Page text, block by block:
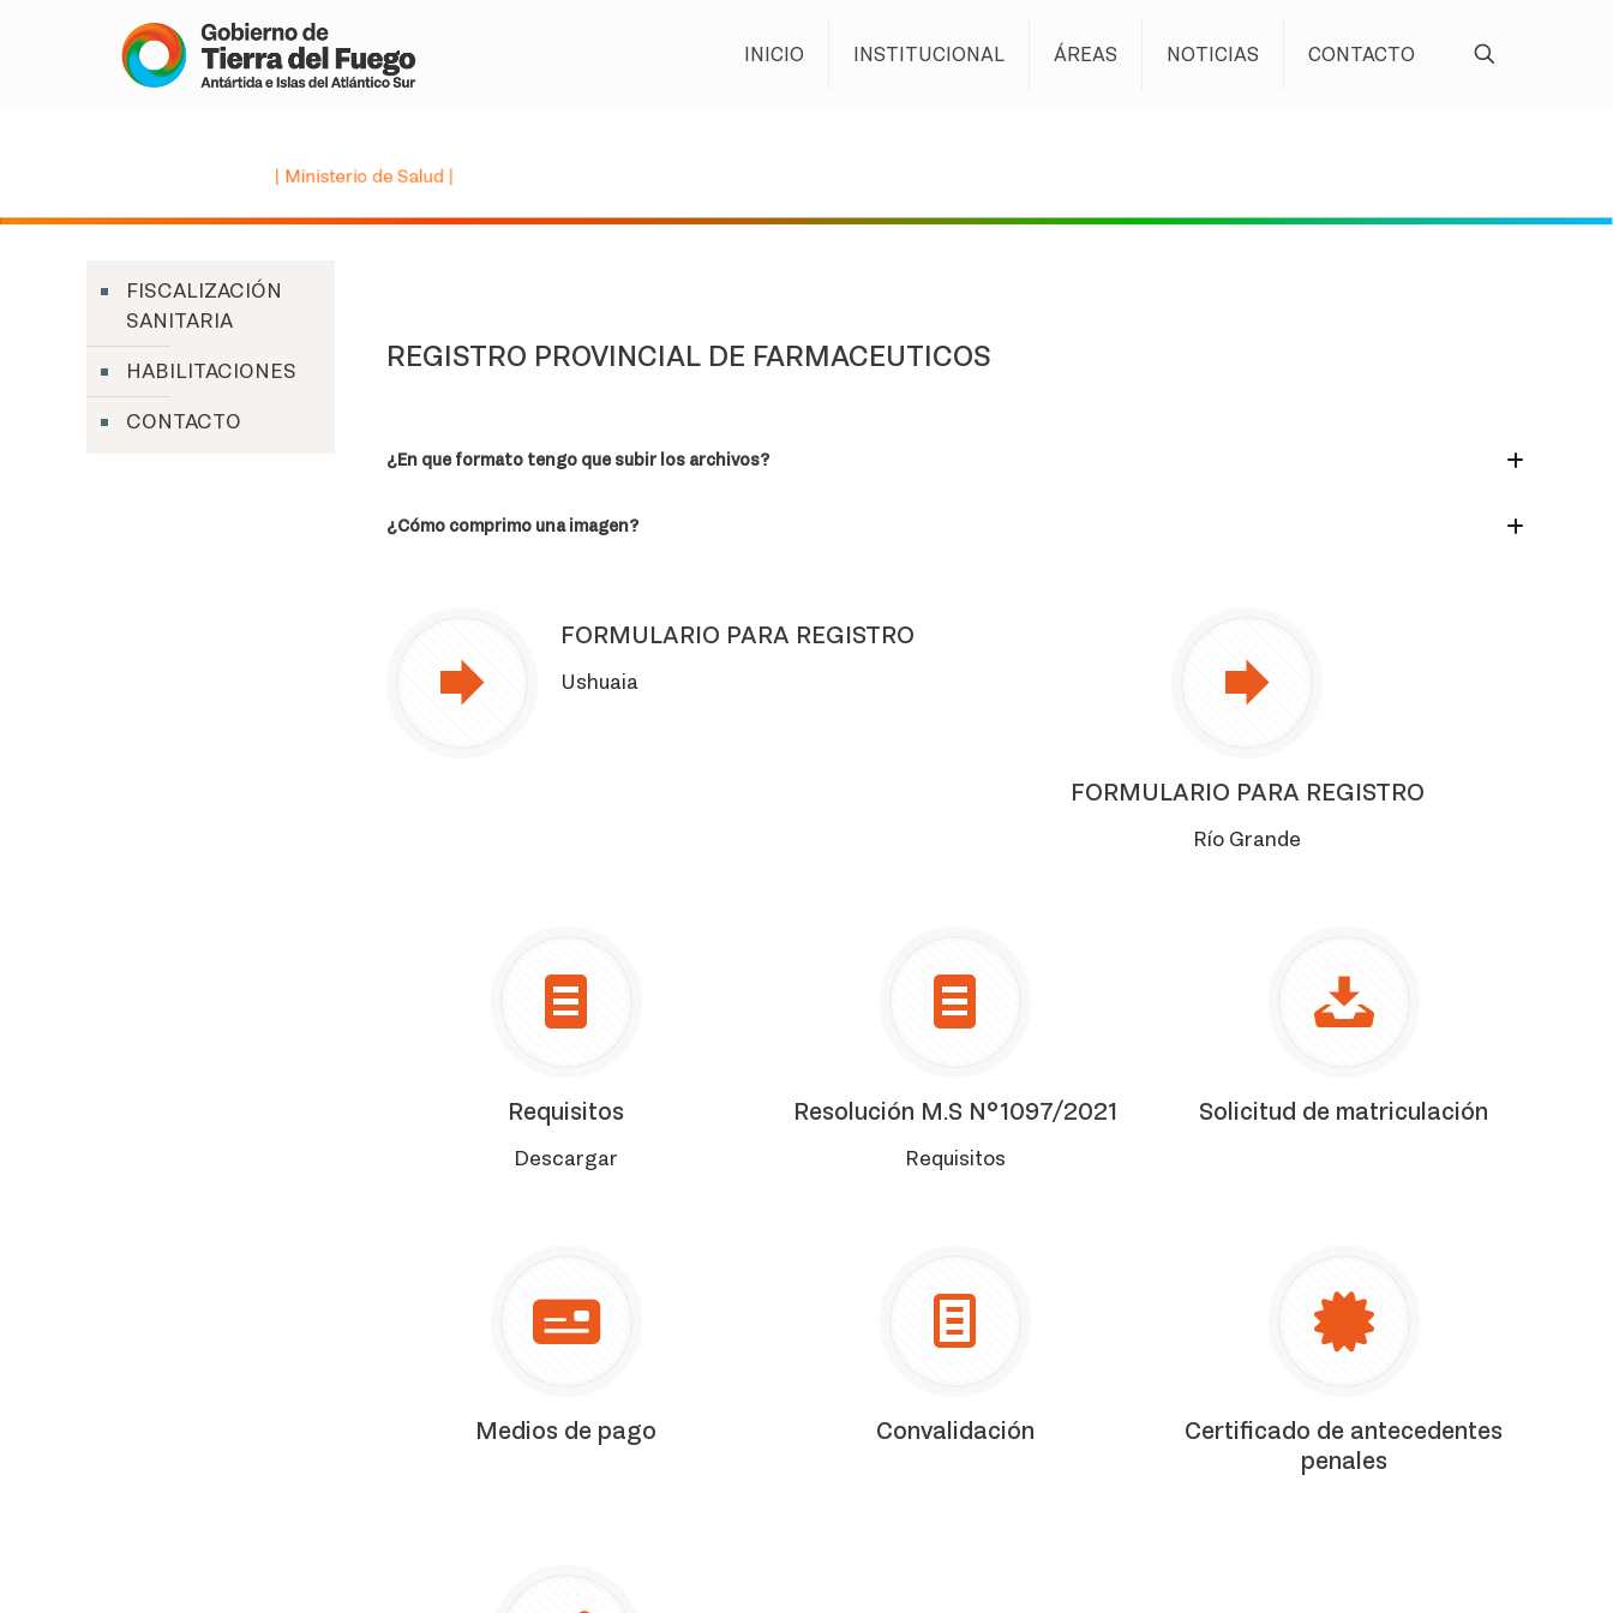
INICIO INSTITUCIONAL ÁREAS NOTICIAS CONTACTO
REGISTRO PROVINCIAL DE FARMACEUTICOS
¿En que formato tengo que subir los archivos?
¿Cómo comprimo una imagen?
FORMULARIO PARA REGISTRO
Ushuaia
FORMULARIO PARA REGISTRO
Río Grande
Requisitos
Descargar
Resolución M.S N°1097/2021
Requisitos
Solicitud de matriculación
Medios de pago Convalidación
Certificado de antecedentes
penales
FISCALIZACIÓN
SANITARIA
HABILITACIONES
CONTACTO